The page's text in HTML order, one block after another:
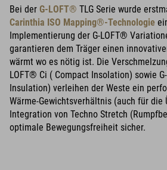
Bei der G-LOFT® TLG Serie wurde
Carinthia ISO Mapping®-Technologie
Implementierung der G-LOFT®
garantieren dem Träger einen
wärmt wo es nötig ist. Die
LOFT® Ci ( Compact Insolation) sowie
Insulation) verleihen der Weste ein
Wärme-Gewichtsverhältnis (auch für die
Integration von Techno Stretch
optimale Bewegungsfreiheit sicher.